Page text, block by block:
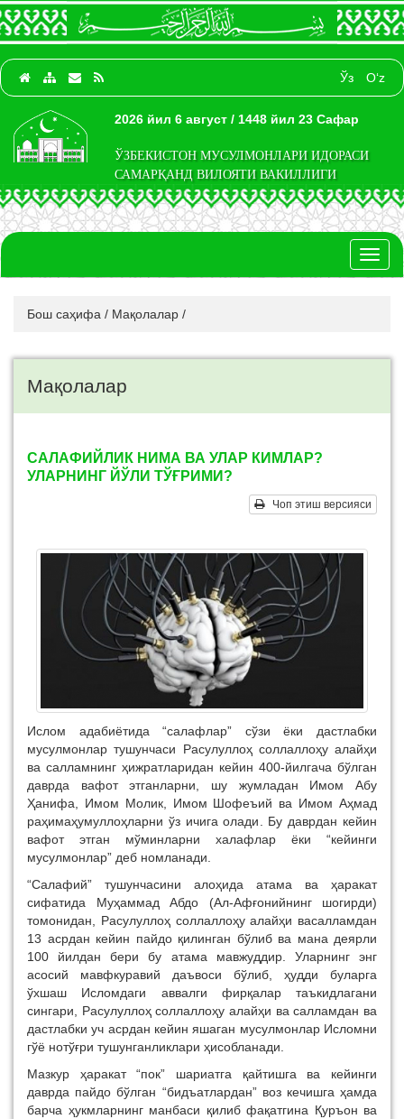
Ўз O‘z
2026 йил 6 август / 1448 йил 23 Сафар
ЎЗБЕКИСТОН МУСУЛМОНЛАРИ ИДОРАСИ
САМАРҚАНД ВИЛОЯТИ ВАКИЛЛИГИ
Бош саҳифа / Мақолалар /
Мақолалар
САЛАФИЙЛИК НИМА ВА УЛАР КИМЛАР?
УЛАРНИНГ ЙЎЛИ ТЎҒРИМИ?
Чоп этиш версияси
Ислом адабиётида “салафлар” сўзи ёки дастлабки
мусулмонлар тушунчаси Расулуллоҳ соллаллоҳу алайҳи
ва салламнинг ҳижратларидан кейин 400-йилгача бўлган
даврда вафот этганларни, шу жумладан Имом Абу
Ҳанифа, Имом Молик, Имом Шофеъий ва Имом Аҳмад
раҳимаҳумуллоҳларни ўз ичига олади. Бу даврдан кейин
вафот этган мўминларни халафлар ёки “кейинги
мусулмонлар” деб номланади.
“Салафий” тушунчасини алоҳида атама ва ҳаракат
сифатида Муҳаммад Абдо (Ал-Афғонийнинг шогирди)
томонидан, Расулуллоҳ соллаллоҳу алайҳи васалламдан
13 асрдан кейин пайдо қилинган бўлиб ва мана деярли
100 йилдан бери бу атама мавжуддир. Уларнинг энг
асосий мавфкуравий даъвоси бўлиб, ҳудди буларга
ўхшаш Исломдаги аввалги фирқалар таъкидлагани
сингари, Расулуллоҳ соллаллоҳу алайҳи ва салламдан ва
дастлабки уч асрдан кейин яшаган мусулмонлар Исломни
гўё нотўғри тушунганликлари ҳисобланади.
Мазкур ҳаракат “пок” шариатга қайтишга ва кейинги
даврда пайдо бўлган “бидъатлардан” воз кечишга ҳамда
барча ҳукмларнинг манбаси қилиб фақатгина Қуръон ва